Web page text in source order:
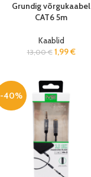
Grundig võrgukaabel
CAT6 5m
Kaablid
13,00€ 1,99€
-40%